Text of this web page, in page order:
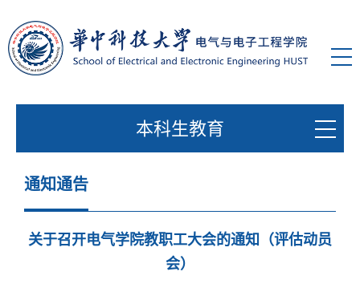
本科生教育
通知通告
关于召开电气学院教职工大会的通知（评估动员
会）